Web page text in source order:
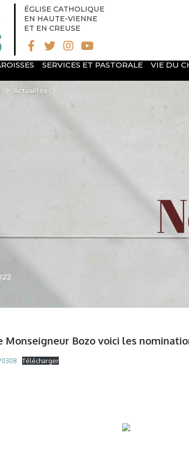
ÉGLISE CATHOLIQUE
EN HAUTE-VIENNE
ET EN CREUSE
SERVICES ET PASTORALE VIE DU
Actualités
Monseigneur Bozo voici les
Télécharger